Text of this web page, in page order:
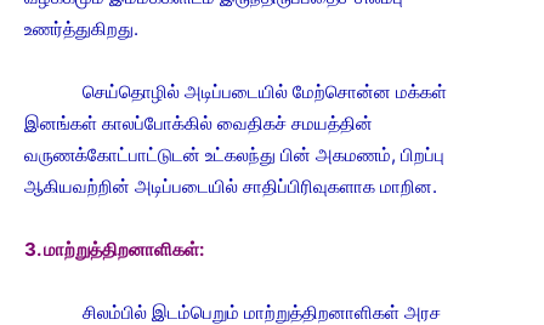
உணர்த்துகிறது.
செய்தொழில் அடிப்படையில் மேற்சொன்ன மக்கள்
இனங்கள் காலப்போக்கில் வைதிகச் சமயத்தின்
வருணக்கோட்பாட்டுடன் உட்கலந்து பின் அகமணம், பிறப்பு
ஆகியவற்றின் அடிப்படையில் சாதிப்பிரிவுகளாக மாறின.
3. மாற்றுத்திறனாளிகள்:
சிலம்பில் இடம்பெறும் மாற்றுத்திறனாளிகள் அரச